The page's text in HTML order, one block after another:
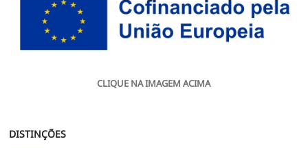
CLIQUE NA IMAGEM ACIMA
DISTINÇÕES